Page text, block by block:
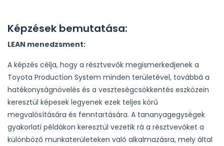
Képzések bemutatása:
LEAN menedzsment:
A képzés célja, hogy a résztvevők megismerkedjenek a
Toyota Production System minden területével, továbbá a
hatékonyságnövelés és a veszteségcsökkentés eszközein
keresztül képesek legyenek ezek teljes körű
megvalósítására és fenntartására. A tananyagegységek
gyakorlati példákon keresztül vezetik rá a résztvevőket a
különböző munkaterületeken való alkalmazásra, mely által